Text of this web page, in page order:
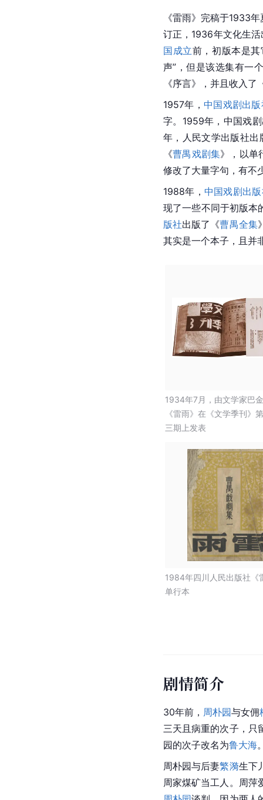
《雷雨》完稿于1933
订正，1936年文化生
国成立前，初版本是
声”，但是该选集有一
《序言》，并且收入了
1957年， 中国戏剧出
字。1959年，中国戏
年，人民文学出版社出
《曹禺戏剧集》，以单
修改了大量字句，有不
1988年， 中国戏剧出
现了一些不同于初版本
版社出版了《曹禺全集
其实是一个本子，且并
1934年7月，由文学家巴
《雷雨》在《文学季刊》
三期上发表
1984年四川人民出版社《
单行本
剧情简介
30年前， 周朴园与女佣
三天且病重的次子，只
园的次子改名为鲁大海
周朴园与后妻繁漪生下
周家煤矿当工人。周萍